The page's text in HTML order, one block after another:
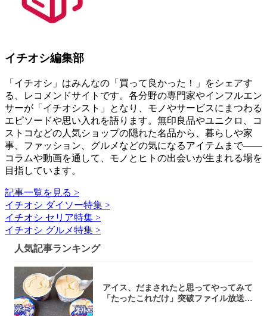
イチオシ編集部
「イチオシ」はみんなの「買って良かった！」をシェアす
る、レコメンドサイトです。各分野の専門家やインフルエン
サーが「イチオシスト」となり、モノやサービスにまつわる
エピソードや思い入れを語ります。無印良品やユニクロ、コ
ストコなどの人気ショップの隠れた名品から、暮らしや家
事、ファッション、グルメなどの気になるアイテムまで――
コラムや動画を通して、モノとヒトの出会いが生まれる場を
目指しています。
記事一覧を見る >
イチオシ ダイソー特集 >
イチオシ セリア特集 >
イチオシ グルメ特集 >
人気記事ランキング
アイス、だまされたと思ってやってみて
「たったこれだけ」突破ファイル放送で